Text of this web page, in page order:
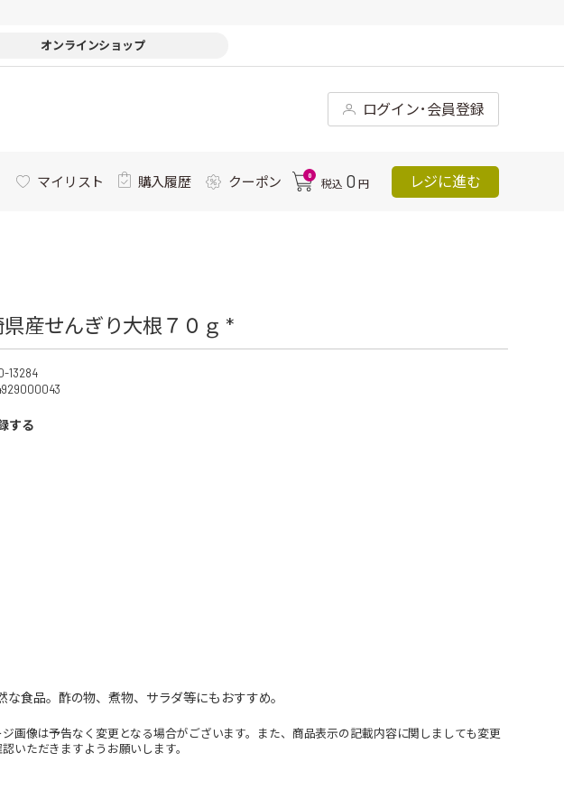
オンラインショップ
ログイン･会員登録
マイリスト 購入履歴 クーポン 0
税込 0 円 レジに進む
産せんぎり大根７０ｇ *
13284
する
食品。酢の物、煮物、サラダ等にもおすすめ。
像は予告なく変更となる場合がございます。また、商品表示の記載内容に関しましても変更
いただきますようお願いします。